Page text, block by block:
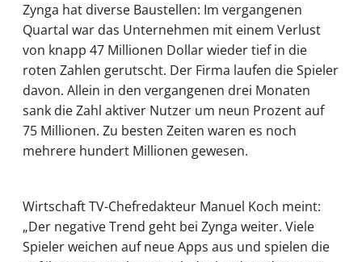
Zynga hat diverse Baustellen: Im vergangenen
Quartal war das Unternehmen mit einem Verlust
von knapp 47 Millionen Dollar wieder tief in die
roten Zahlen gerutscht. Der Firma laufen die Spieler
davon. Allein in den vergangenen drei Monaten
sank die Zahl aktiver Nutzer um neun Prozent auf
75 Millionen. Zu besten Zeiten waren es noch
mehrere hundert Millionen gewesen.
Wirtschaft TV-Chefredakteur Manuel Koch meint:
„Der negative Trend geht bei Zynga weiter. Viele
Spieler weichen auf neue Apps aus und spielen die